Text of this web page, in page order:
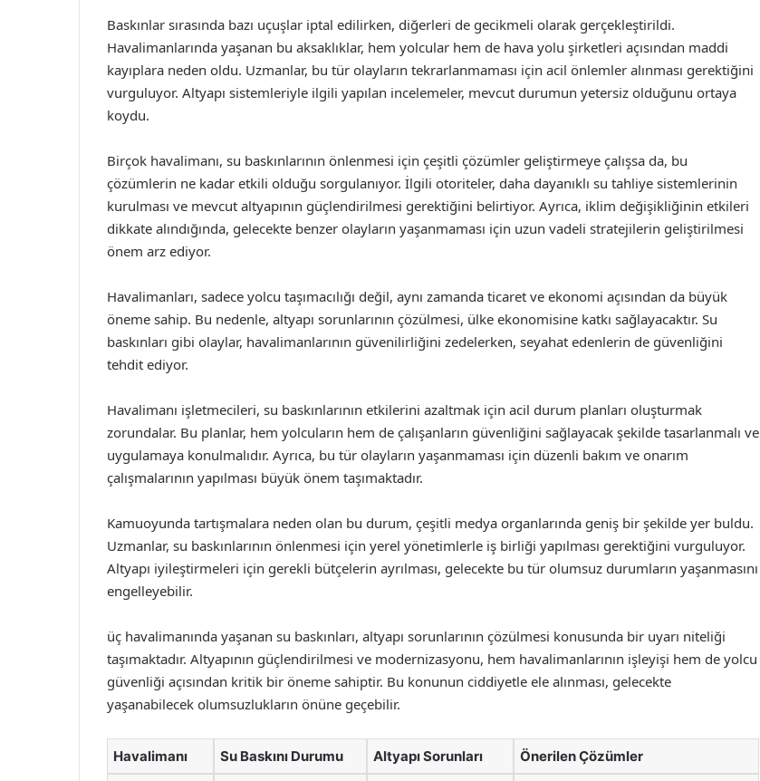
Baskınlar sırasında bazı uçuşlar iptal edilirken, diğerleri de gecikmeli olarak gerçekleştirildi.
Havalimanlarında yaşanan bu aksaklıklar, hem yolcular hem de hava yolu şirketleri açısından maddi
kayıplara neden oldu. Uzmanlar, bu tür olayların tekrarlanmaması için acil önlemler alınması gerektiğini
vurguluyor. Altyapı sistemleriyle ilgili yapılan incelemeler, mevcut durumun yetersiz olduğunu ortaya
koydu.
Birçok havalimanı, su baskınlarının önlenmesi için çeşitli çözümler geliştirmeye çalışsa da, bu
çözümlerin ne kadar etkili olduğu sorgulanıyor. İlgili otoriteler, daha dayanıklı su tahliye sistemlerinin
kurulması ve mevcut altyapının güçlendirilmesi gerektiğini belirtiyor. Ayrıca, iklim değişikliğinin etkileri
dikkate alındığında, gelecekte benzer olayların yaşanmaması için uzun vadeli stratejilerin geliştirilmesi
önem arz ediyor.
Havalimanları, sadece yolcu taşımacılığı değil, aynı zamanda ticaret ve ekonomi açısından da büyük
öneme sahip. Bu nedenle, altyapı sorunlarının çözülmesi, ülke ekonomisine katkı sağlayacaktır. Su
baskınları gibi olaylar, havalimanlarının güvenilirliğini zedelerken, seyahat edenlerin de güvenliğini
tehdit ediyor.
Havalimanı işletmecileri, su baskınlarının etkilerini azaltmak için acil durum planları oluşturmak
zorundalar. Bu planlar, hem yolcuların hem de çalışanların güvenliğini sağlayacak şekilde tasarlanmalı ve
uygulamaya konulmalıdır. Ayrıca, bu tür olayların yaşanmaması için düzenli bakım ve onarım
çalışmalarının yapılması büyük önem taşımaktadır.
Kamuoyunda tartışmalara neden olan bu durum, çeşitli medya organlarında geniş bir şekilde yer buldu.
Uzmanlar, su baskınlarının önlenmesi için yerel yönetimlerle iş birliği yapılması gerektiğini vurguluyor.
Altyapı iyileştirmeleri için gerekli bütçelerin ayrılması, gelecekte bu tür olumsuz durumların yaşanmasını
engelleyebilir.
üç havalimanında yaşanan su baskınları, altyapı sorunlarının çözülmesi konusunda bir uyarı niteliği
taşımaktadır. Altyapının güçlendirilmesi ve modernizasyonu, hem havalimanlarının işleyişi hem de yolcu
güvenliği açısından kritik bir öneme sahiptir. Bu konunun ciddiyetle ele alınması, gelecekte
yaşanabilecek olumsuzlukların önüne geçebilir.
Havalimanı Su Baskını Durumu Altyapı Sorunları Önerilen Çözümler